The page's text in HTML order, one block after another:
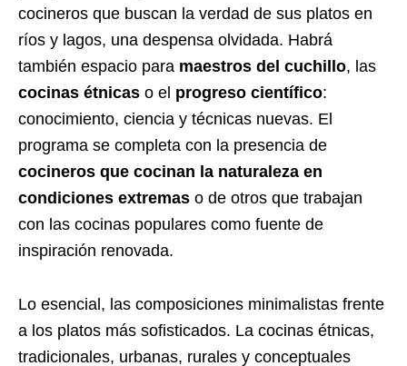
cocineros que buscan la verdad de sus platos en
ríos y lagos, una despensa olvidada. Habrá
también espacio para maestros del cuchillo, las
cocinas étnicas o el progreso científico:
conocimiento, ciencia y técnicas nuevas. El
programa se completa con la presencia de
cocineros que cocinan la naturaleza en
condiciones extremas o de otros que trabajan
con las cocinas populares como fuente de
inspiración renovada.
Lo esencial, las composiciones minimalistas frente
a los platos más sofisticados. La cocinas étnicas,
tradicionales, urbanas, rurales y conceptuales